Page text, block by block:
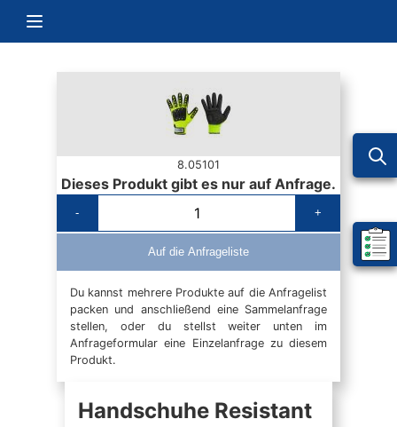
Navigation umschalten
Mein
8.05101
Dieses Produkt gibt es nur auf Anfrage.
- +
Auf die Anfrageliste
Du kannst mehrere Produkte auf die Anfragelist
packen und anschließend eine Sammelanfrage
stellen, oder du stellst weiter unten im
Anfrageformular eine Einzelanfrage zu diesem
Produkt.
Handschuhe Resistant